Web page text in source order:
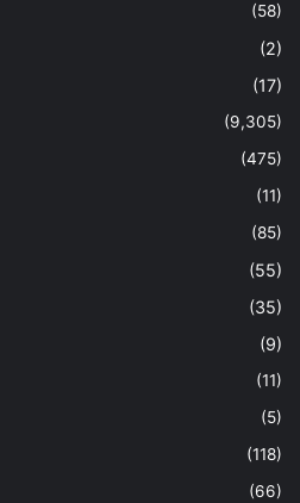
(58)
(2)
(17)
(9,305)
(475)
(11)
(85)
(55)
(35)
(9)
(11)
(5)
(118)
(66)